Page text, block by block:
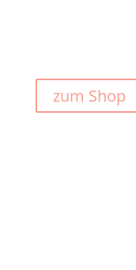
zum Shop